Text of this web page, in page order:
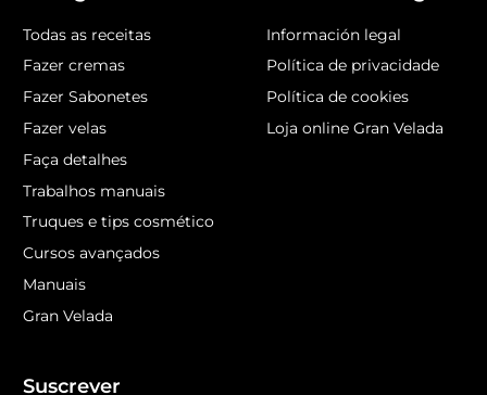
Todas as receitas
Fazer cremas
Fazer Sabonetes
Fazer velas
Faça detalhes
Trabalhos manuais
Truques e tips cosmético
Cursos avançados
Manuais
Gran Velada
Información legal
Política de privacidade
Política de cookies
Loja online Gran Velada
Suscrever